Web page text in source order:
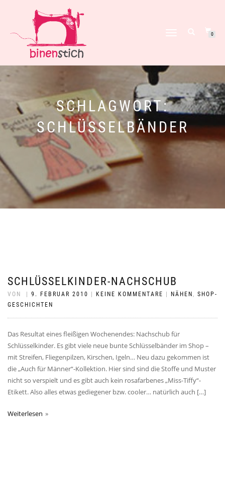
0
SCHLAGWORT:
SCHLÜSSELBÄNDER
SCHLÜSSELKINDER-NACHSCHUB
VON 9. FEBRUAR 2010 KEINE KOMMENTARE NÄHEN , SHOP-
GESCHICHTEN
Das Resultat eines fleißigen Wochenendes: Nachschub für
Schlüsselkinder. Es gibt viele neue bunte Schlüsselbänder im Shop –
mit Streifen, Fliegenpilzen, Kirschen, Igeln… Neu dazu gekommen ist
die „Auch für Männer“-Kollektion. Hier sind sind die Stoffe und Muster
nicht so verspielt und es gibt auch kein rosafarbenes „Miss-Tiffy“-
Etikett. Also alles etwas gediegener bzw. cooler… natürlich auch […]
Weiterlesen